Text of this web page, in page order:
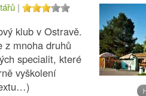
|
klub v Ostravě.
z mnoha druhů
specialit, které
vyškolení